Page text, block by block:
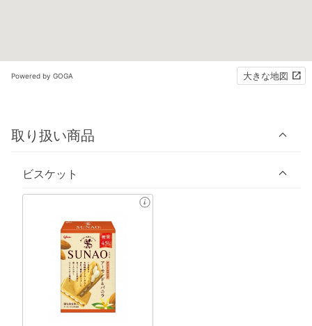
Powered by GOGA 大きな地図
取り扱い商品
ビスケット